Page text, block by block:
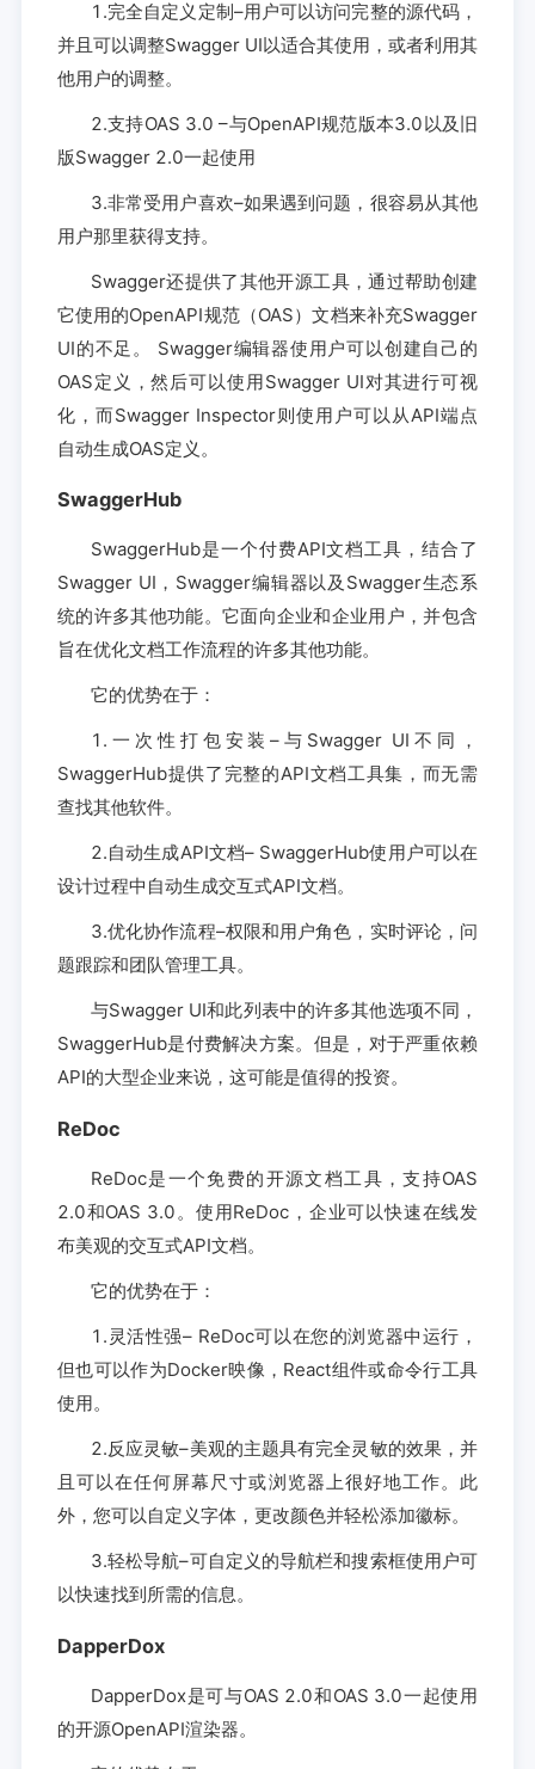
1.完全自定义定制–用户可以访问完整的源代码，
并且可以调整Swagger UI以适合其使用，或者利用其
他用户的调整。
2.支持OAS 3.0 –与OpenAPI规范版本3.0以及旧
版Swagger 2.0一起使用
3.非常受用户喜欢–如果遇到问题，很容易从其他
用户那里获得支持。
Swagger还提供了其他开源工具，通过帮助创建
它使用的OpenAPI规范（OAS）文档来补充Swagger
UI的不足。 Swagger编辑器使用户可以创建自己的
OAS定义，然后可以使用Swagger UI对其进行可视
化，而Swagger Inspector则使用户可以从API端点
自动生成OAS定义。
SwaggerHub
SwaggerHub是一个付费API文档工具，结合了
Swagger UI，Swagger编辑器以及Swagger生态系
统的许多其他功能。它面向企业和企业用户，并包含
旨在优化文档工作流程的许多其他功能。
它的优势在于：
1.一次性打包安装–与Swagger UI不同，
SwaggerHub提供了完整的API文档工具集，而无需
查找其他软件。
2.自动生成API文档– SwaggerHub使用户可以在
设计过程中自动生成交互式API文档。
3.优化协作流程–权限和用户角色，实时评论，问
题跟踪和团队管理工具。
与Swagger UI和此列表中的许多其他选项不同，
SwaggerHub是付费解决方案。但是，对于严重依赖
API的大型企业来说，这可能是值得的投资。
ReDoc
ReDoc是一个免费的开源文档工具，支持OAS
2.0和OAS 3.0。使用ReDoc，企业可以快速在线发
布美观的交互式API文档。
它的优势在于：
1.灵活性强– ReDoc可以在您的浏览器中运行，
但也可以作为Docker映像，React组件或命令行工具
使用。
2.反应灵敏–美观的主题具有完全灵敏的效果，并
且可以在任何屏幕尺寸或浏览器上很好地工作。此
外，您可以自定义字体，更改颜色并轻松添加徽标。
3.轻松导航–可自定义的导航栏和搜索框使用户可
以快速找到所需的信息。
DapperDox
DapperDox是可与OAS 2.0和OAS 3.0一起使用
的开源OpenAPI渲染器。